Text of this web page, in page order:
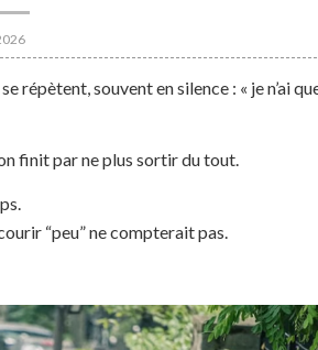
répètent, souvent en silence : « je n’ai
finit par ne plus sortir du tout.
“peu” ne compterait pas.